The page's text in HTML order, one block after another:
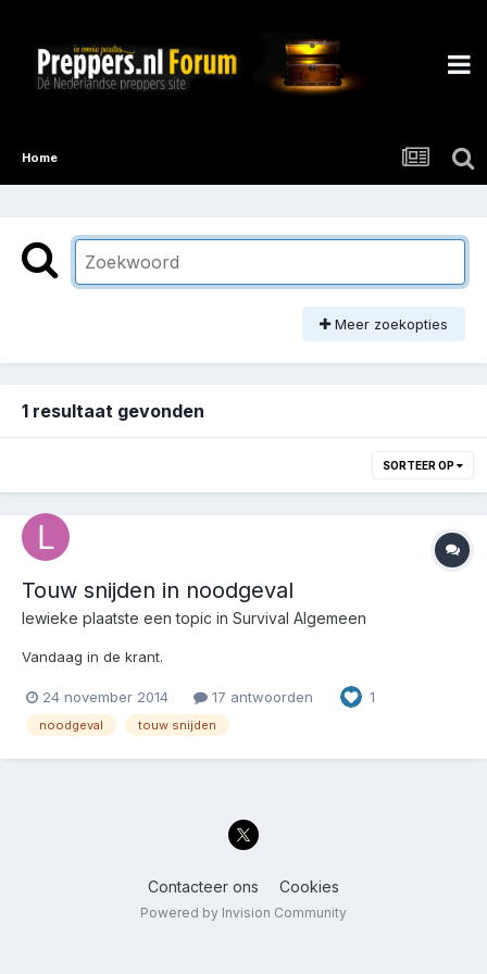
Home
Meer zoekopties
1 resultaat gevonden
SORTEER OP
Touw snijden in noodgeval
lewieke plaatste een topic in Survival Algemeen
Vandaag in de krant.
24 november 2014 17 antwoorden 1
noodgeval touw snijden
Contacteer ons Cookies
Powered by Invision Community